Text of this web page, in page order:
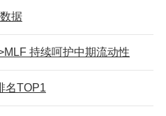
据
持续呵护中期流动性
名TOP1